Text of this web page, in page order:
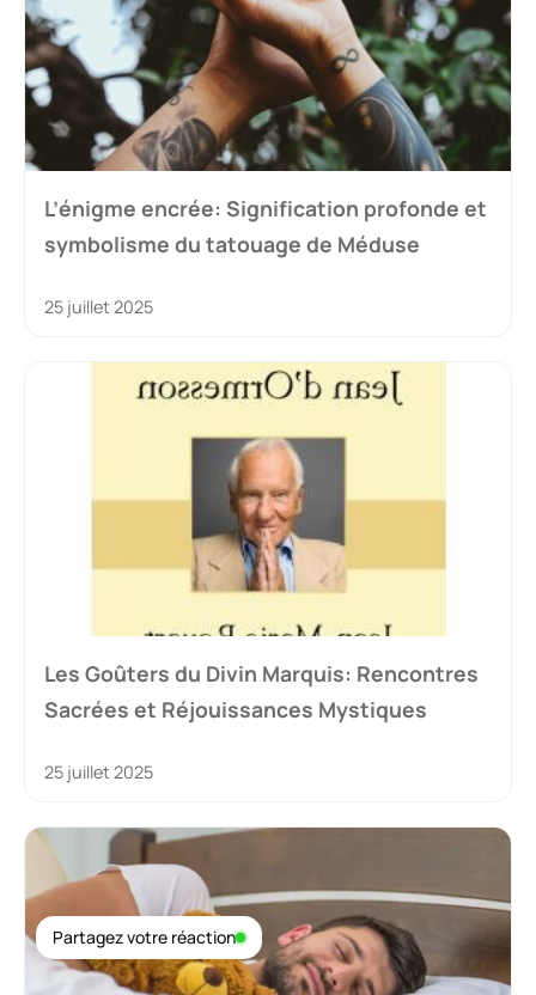
L’énigme encrée: Signification profonde et
symbolisme du tatouage de Méduse
25 juillet 2025
Les Goûters du Divin Marquis: Rencontres
Sacrées et Réjouissances Mystiques
25 juillet 2025
Partagez votre réaction